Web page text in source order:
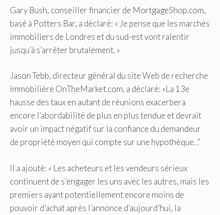
Gary Bush, conseiller financier de MortgageShop.com,
basé à Potters Bar, a déclaré: « Je pense que les marchés
immobiliers de Londres et du sud-est vont ralentir
jusqu’à s’arrêter brutalement. »
Jason Tebb, directeur général du site Web de recherche
immobilière OnTheMarket.com, a déclaré: «La 13e
hausse des taux en autant de réunions exacerbera
encore l’abordabilité de plus en plus tendue et devrait
avoir un impact négatif sur la confiance du demandeur
de propriété moyen qui compte sur une hypothèque. .”
Il a ajouté: « Les acheteurs et les vendeurs sérieux
continuent de s’engager les uns avec les autres, mais les
premiers ayant potentiellement encore moins de
pouvoir d’achat après l’annonce d’aujourd’hui, la